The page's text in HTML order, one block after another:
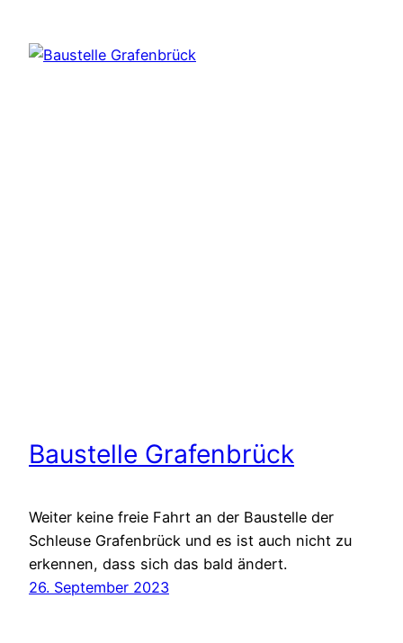
Baustelle Grafenbrück
Weiter keine freie Fahrt an der Baustelle der
Schleuse Grafenbrück und es ist auch nicht zu
erkennen, dass sich das bald ändert.
26. September 2023